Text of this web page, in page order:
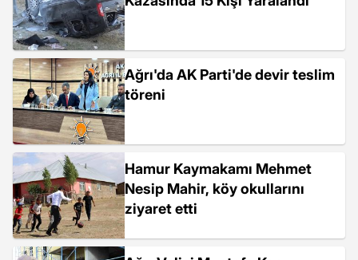
Ağrı'da AK Parti'de devir teslim
töreni
Hamur Kaymakamı Mehmet
Nesip Mahir, köy okullarını
ziyaret etti